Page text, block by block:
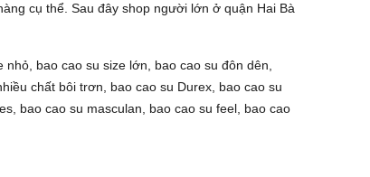
cụ thể. Sau đây shop người lớn ở quận Hai Bà
bao cao su size lớn, bao cao su đôn dên,
chất bôi trơn, bao cao su Durex, bao cao su
bao cao su masculan, bao cao su feel, bao cao